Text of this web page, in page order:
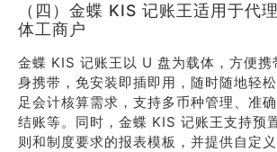
（四）金蝶 KIS 记账王适用于代
体工商户
金蝶 KIS 记账王以 U 盘为载体，方便携
身携带，免安装即插即用，随时随地轻
足会计核算需求，支持多币种管理、准
结账等。同时，金蝶 KIS 记账王支持预
则和制度要求的报表模板，并提供自定